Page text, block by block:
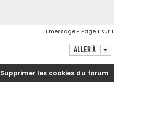
1 message • Page1 sur1
Aller à
Supprimer les cookies du forum